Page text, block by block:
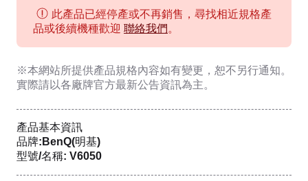
此產品已經停產或不再銷售，尋找相近規格產
品或後續機種歡迎 聯絡我們 。
※本網站所提供產品規格內容如有變更，恕不另行通知。
實際請以各廠牌官方最新公告資訊為主。
產品基本資訊
品牌:BenQ(明基)
型號/名稱: V6050